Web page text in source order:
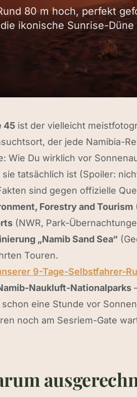
80 m hoch, perfekt
die ikonische Sunrise-Düne
45 ist der vielleicht
der jede Namibia-
Wie Du wirklich vor
sie tatsächlich ist (Spoiler:
sind gegen offizielle
Forestry and Tourism
(NWR, Park-
„Namib Sand Sea“
Touren.
9-Tage-Selbstfahrer-
Naukluft-Nationalparks
schon eine Stunde vor
noch am Sesriem-Gate